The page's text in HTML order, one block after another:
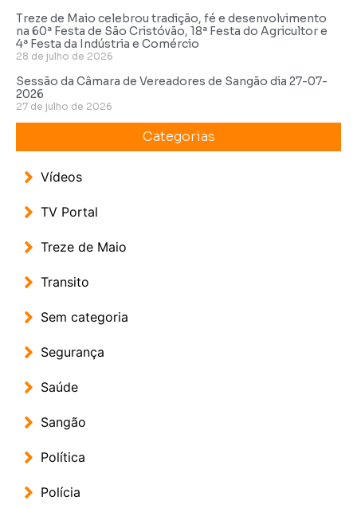
Treze de Maio celebrou tradição, fé e desenvolvimento
na 60ª Festa de São Cristóvão, 18ª Festa do Agricultor e
4ª Festa da Indústria e Comércio
28 de julho de 2026
Sessão da Câmara de Vereadores de Sangão dia 27-07-
2026
27 de julho de 2026
Categorias
Vídeos
TV Portal
Treze de Maio
Transito
Sem categoria
Segurança
Saúde
Sangão
Política
Polícia